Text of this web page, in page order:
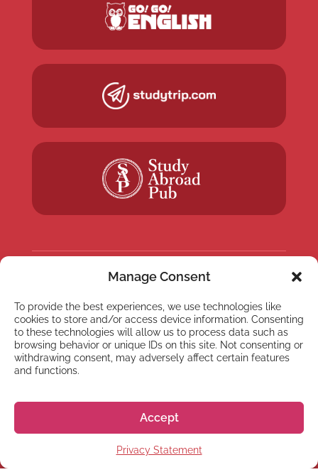
Manage Consent
To provide the best experiences, we use technologies like
cookies to store and/or access device information. Consenting
to these technologies will allow us to process data such as
browsing behavior or unique IDs on this site. Not consenting or
withdrawing consent, may adversely affect certain features
and functions.
Accept
Privacy Statement
Inscreva-se em nossa
newsletter
Inscrever